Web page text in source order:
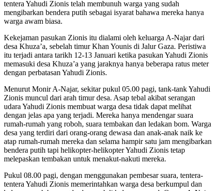
tentera Yahudi Zionis telah membunuh warga yang sudah
mengibarkan bendera putih sebagai isyarat bahawa mereka hanya
warga awam biasa.
Kekejaman pasukan Zionis itu dialami oleh keluarga A-Najar dari
desa Khuza’a, sebelah timur Khan Younis di Jalur Gaza. Peristiwa
itu terjadi antara tarikh 12-13 Januari ketika pasukan Yahudi Zionis
memasuki desa Khuza’a yang jaraknya hanya beberapa ratus meter
dengan perbatasan Yahudi Zionis.
Menurut Monir A-Najar, sekitar pukul 05.00 pagi, tank-tank Yahudi
Zionis muncul dari arah timur desa. Asap tebal akibat serangan
udara Yahudi Zionis membuat warga desa tidak dapat melihat
dengan jelas apa yang terjadi. Mereka hanya mendengar suara
rumah-rumah yang roboh, suara tembakan dan ledakan bom. Warga
desa yang terdiri dari orang-orang dewasa dan anak-anak naik ke
atap rumah-rumah mereka dan selama hampir satu jam mengibarkan
bendera putih tapi helikopter-helikopter Yahudi Zionis tetap
melepaskan tembakan untuk menakut-nakuti mereka.
Pukul 08.00 pagi, dengan menggunakan pembesar suara, tentera-
tentera Yahudi Zionis memerintahkan warga desa berkumpul dan